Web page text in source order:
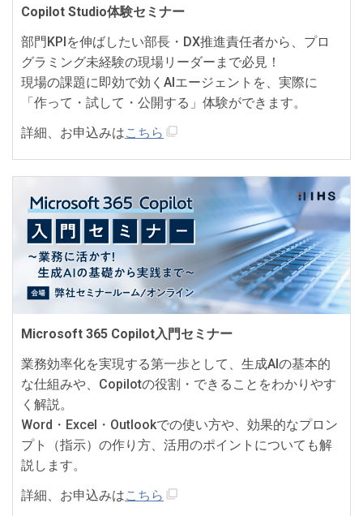
Copilot Studio体験セミナー
部門KPIを伸ばしたい部長・DX推進責任者から、プロ
グラミング未経験の現場リーダーまで必見！
現場の課題に即効で効くAIエージェントを、実際に
「作って・試して・公開する」体験ができます。
詳細、お申込みはこちら
Microsoft 365 Copilot入門セミナー
業務効率化を実現する第一歩として、生成AIの基本的
な仕組みや、Copilotの役割・できることをわかりやす
く解説。
Word・Excel・Outlookでの使い方や、効果的なプロン
プト（指示）の作り方、活用のポイントについても解
説します。
詳細、お申込みはこちら